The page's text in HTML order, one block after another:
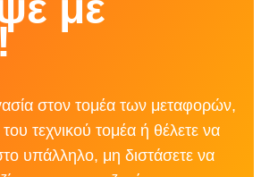
στον τομέα των μεταφορών,
τεχνικού τομέα ή θέλετε να
υπάλληλο, μη διστάσετε να